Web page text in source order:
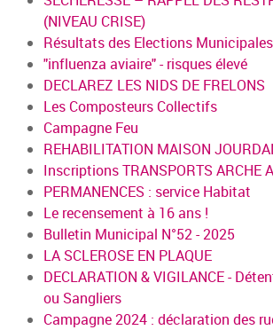
(NIVEAU CRISE)
Résultats des Elections
"influenza aviaire" - risques élevé
DECLAREZ LES NIDS DE FRELONS
Les Composteurs Collectifs
Campagne Feu
REHABILITATION MAISON
Inscriptions TRANSPORTS ARCHE
PERMANENCES : service Habitat
Le recensement à 16 ans !
Bulletin Municipal N°52 - 2025
LA SCLEROSE EN PLAQUE
DECLARATION & VIGILANCE -
ou Sangliers
Campagne 2024 : déclaration des